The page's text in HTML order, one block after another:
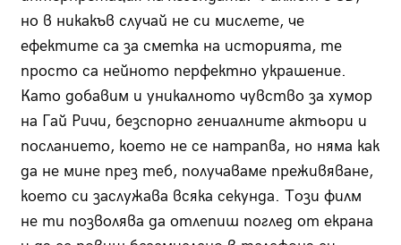
но в никакъв случай не си мислете, че
ефектите са за сметка на историята, те
просто са нейното перфектно украшение.
Като добавим и уникалното чувство за хумор
на Гай Ричи, безспорно гениалните актьори и
посланието, което не се натрапва, но няма как
да не мине през теб, получаваме преживяване,
което си заслужава всяка секунда. Този филм
не ти позволява да отлепиш поглед от екрана